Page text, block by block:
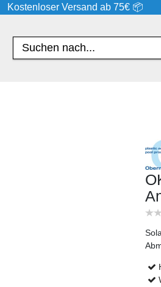
Kostenloser Versand ab 75€ 📦